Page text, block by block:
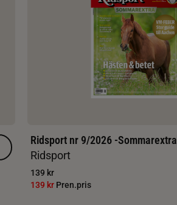
Ridsport nr 9/2026 -Sommarextra
Ridsport
139 kr
139 kr Pren.pris